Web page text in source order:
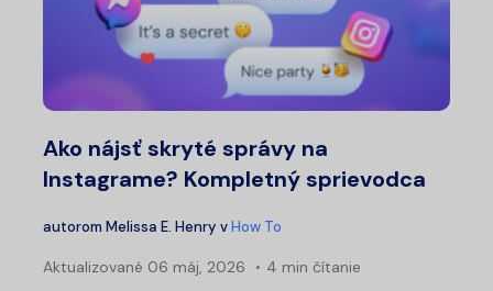
Ako nájsť skryté správy na
Instagrame? Kompletný sprievodca
autorom Melissa E. Henry vHow To
Aktualizované 06 máj, 2026 4 min čítanie